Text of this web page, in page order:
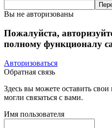
Вы не авторизованы
Пожалуйста,
полному функционалу
Авторизоваться
Обратная связь
Здесь вы можете оставить
могли связаться с вами.
Имя пользователя